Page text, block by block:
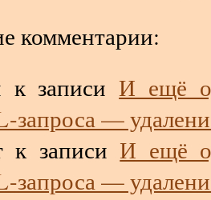
комментарии:
к записи И ещё
запроса —
к записи И ещё
запроса —